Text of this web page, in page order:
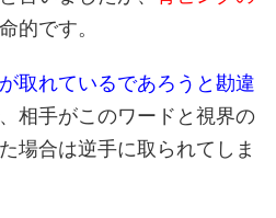
的です。
取れているであろうと勘違
相手がこのワードと視界の
場合は逆手に取られてしま